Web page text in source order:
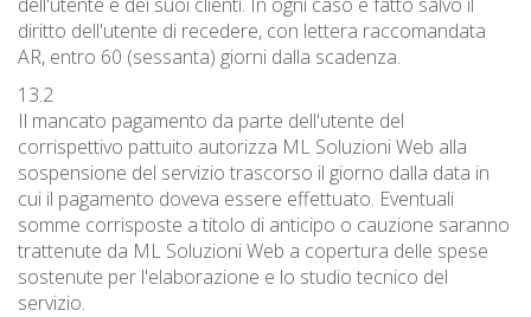
diritto dell'utente di recedere, con lettera raccomandata
AR, entro 60 (sessanta) giorni dalla scadenza.
13.2
Il mancato pagamento da parte dell'utente del
corrispettivo pattuito autorizza ML Soluzioni Web alla
sospensione del servizio trascorso il giorno dalla data in
cui il pagamento doveva essere effettuato. Eventuali
somme corrisposte a titolo di anticipo o cauzione saranno
trattenute da ML Soluzioni Web a copertura delle spese
sostenute per l'elaborazione e lo studio tecnico del
servizio.